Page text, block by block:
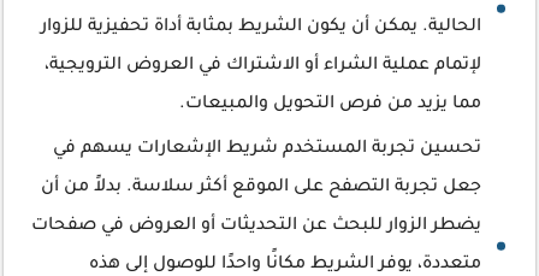
الحالية. يمكن أن يكون الشريط بمثابة أداة تحفيزية للزوار
لإتمام عملية الشراء أو الاشتراك في العروض الترويجية،
مما يزيد من فرص التحويل والمبيعات.
تحسين تجربة المستخدم شريط الإشعارات يسهم في
جعل تجربة التصفح على الموقع أكثر سلاسة. بدلاً من أن
يضطر الزوار للبحث عن التحديثات أو العروض في صفحات
متعددة، يوفر الشريط مكانًا واحدًا للوصول إلى هذه